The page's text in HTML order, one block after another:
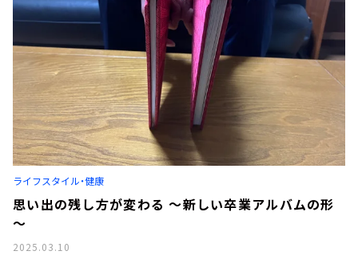
ライフスタイル・健康
思い出の残し方が変わる ～新しい卒業アルバムの形
～
2025.03.10